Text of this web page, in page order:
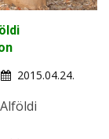
2015.04.24.